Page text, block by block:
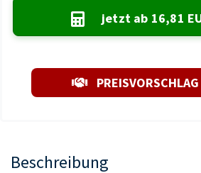
jetzt ab 16,81
Beschreibung